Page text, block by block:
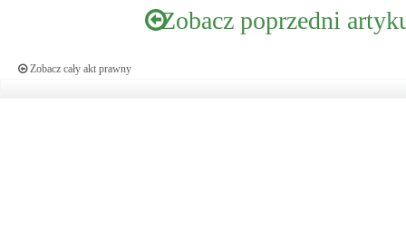
Zobacz poprzedni
Zobacz cały akt prawny